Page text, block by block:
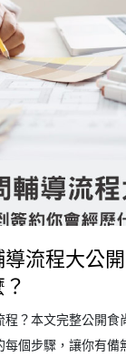
流程大公
？本文完整公開食
個步驟，讓你有備